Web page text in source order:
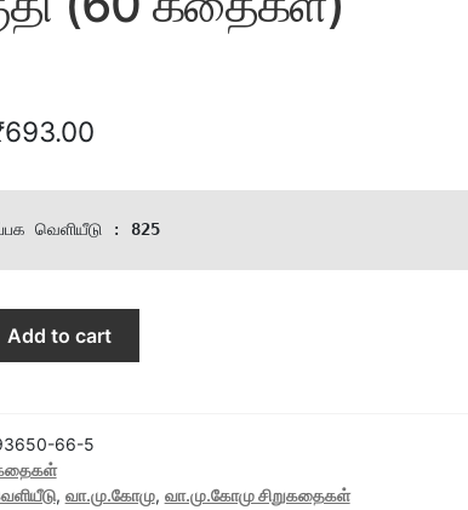
693.00Current
வெளியீடு : 825
Add to cart
66-5
, வா.மு.கோமு, வா.மு.கோமு சிறுகதைகள்